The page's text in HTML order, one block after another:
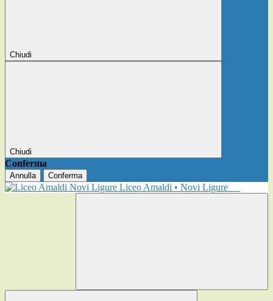
Chiudi
Chiudi
Conferma
Annulla Conferma
Liceo Amaldi • Novi Ligure